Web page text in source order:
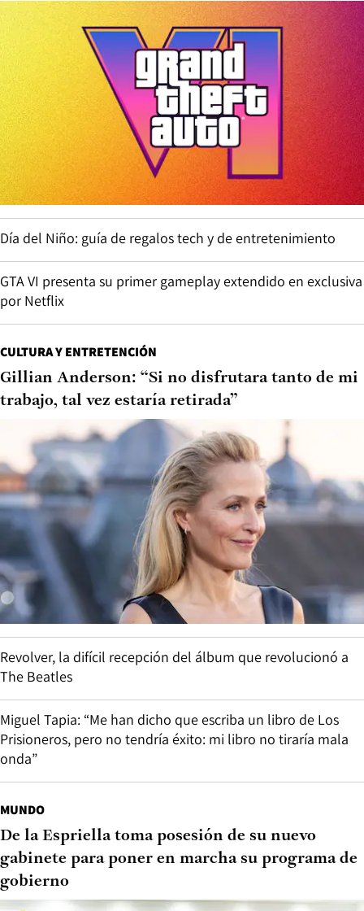
Día del Niño: guía de regalos tech y de entretenimiento
GTA VI presenta su primer gameplay extendido en exclusiva
por Netflix
CULTURA Y ENTRETENCIÓN
Gillian Anderson: “Si no disfrutara tanto de mi
trabajo, tal vez estaría retirada”
Revolver, la difícil recepción del álbum que revolucionó a
The Beatles
Miguel Tapia: “Me han dicho que escriba un libro de Los
Prisioneros, pero no tendría éxito: mi libro no tiraría mala
onda”
MUNDO
De la Espriella toma posesión de su nuevo
gabinete para poner en marcha su programa de
gobierno